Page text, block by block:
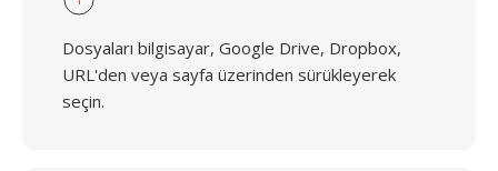
Dosyaları bilgisayar, Google Drive, Dropbox,
URL'den veya sayfa üzerinden sürükleyerek
seçin.